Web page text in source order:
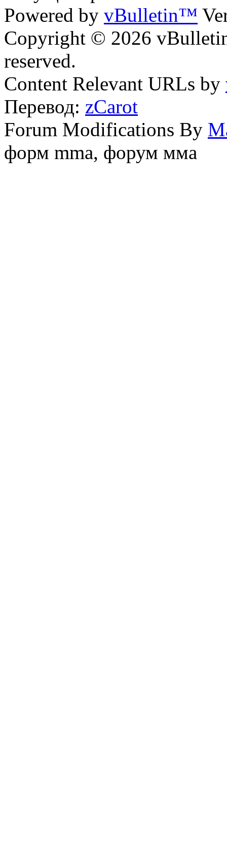
Powered by vBulletin™
Copyright © 2026
reserved.
Content Relevant URLs by
Перевод: zCarot
Forum Modifications By
форм mma, форум мма